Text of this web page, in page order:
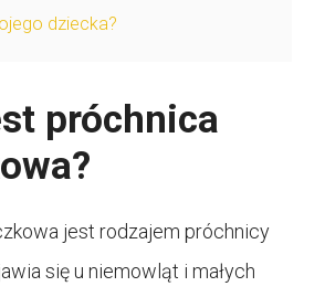
dziecka?
próchnica
jest rodzajem próchnicy
się u niemowląt i małych